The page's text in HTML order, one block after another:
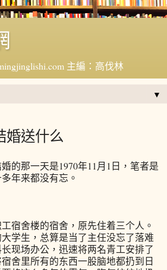
主編：高伐林
▼
婚送什么
那一天是1970年11月1日，笔者是
年来都没有忘。
舍楼的宿舍，原先住着三个人。
学生，总算是当了主任没忘了落难
现场办公，迅速将两名青工安排了
舍里所有的东西一股脑地都扔到日